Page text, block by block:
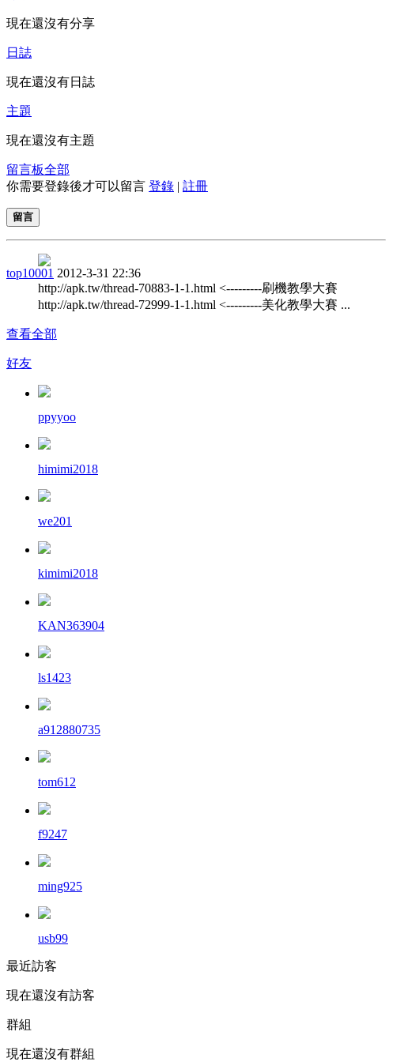
現在還沒有分享
日誌
現在還沒有日誌
主題
現在還沒有主題
留言板全部
你需要登錄後才可以留言 登錄 | 註冊
留言
top10001 2012-3-31 22:36
http://apk.tw/thread-70883-1-1.html <---------刷機教學大賽
http://apk.tw/thread-72999-1-1.html <---------美化教學大賽 ...
查看全部
好友
ppyyoo
himimi2018
we201
kimimi2018
KAN363904
ls1423
a912880735
tom612
f9247
ming925
usb99
最近訪客
現在還沒有訪客
群組
現在還沒有群組